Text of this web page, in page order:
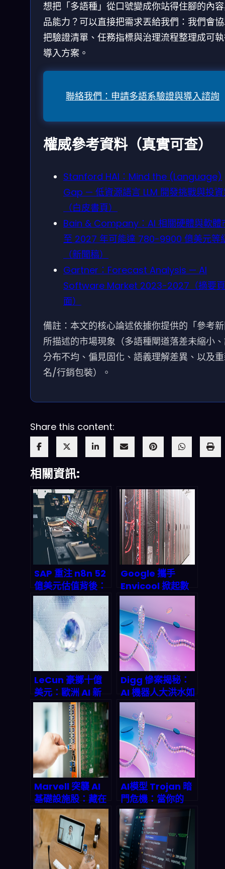
想把「多語種」從口號變成你站得住腳的內
品能力？可以直接把需求丟給我們：我們會
把驗證清單、任務指標與治理流程整理成可
導入方案。
聯絡我們：申請多語系驗證與導入諮詢
權威參考資料（真實可查）
Stanford HAI：Mind the (Language)
Gap — 低資源語言 LLM 開發挑戰與投
（白皮書頁）
Bain & Company：AI 相關硬體與軟體
至 2027 年可能達 780-9900 億美元等
（新聞稿）
Gartner：Forecast Analysis — AI
Software Market 2023-2027（摘要頁
面）
備註：本文的核心論述依據你提供的「參考
所描述的市場現象（多語種閘道落差未縮小
分布不均、偏見固化、語義理解差異、以及
名/行銷包裝）。
Share this content:
相關資訊:
SAP 重注 n8n 52
億美元估值背後：
AI 工作流編排如何
成為 2026 年被動
收入帝國的隱形地
基
Google 攜手
Envicool 掀起數
據中心冷卻革命：
海洋式散熱技術如
何為 AI 雲端時代
省下兆億成本？
LeCun 豪擲十億
美元：歐洲 AI 新
創 AMI Labs 如何
用「世界模型」顛
覆智慧機器人時
代？
Digg 慘案揭秘：
AI 機器人大洪水如
何 drown 掉一個
億級社區？2026
內容平台生存指南
Marvell 突襲 AI
基礎設施股：藏在
1.6T 光學晶片背
後，一个价值 800
亿美元的隐形冠军
如何 quietly 吞噬
兆美元市场规模
AI模型 Trojan 暗
門危機：當你的
LLM 被植入「開
關」